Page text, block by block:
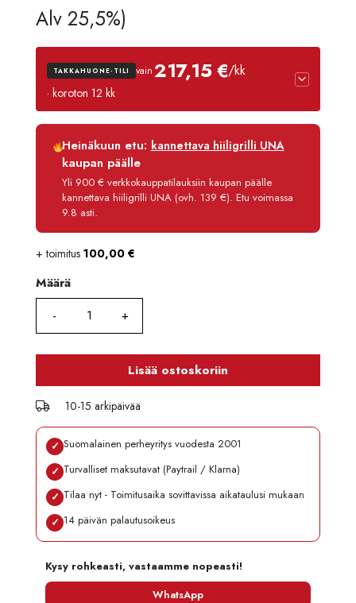
oli:
3970,00 €.
on:
Alv 25,5%)
TAKKAHUONE-TILI vain217,15 €/kk
· koroton 12 kk
Luottoaika
12 kk
Korko
Käsittelymaksu
3,90 €/kk
Maksettava yhteensä
2 605,80 €
Heinäkuun etu: kannettava hiiligrilli UNA
kaupan päälle
Yli 900 € verkkokauppatilauksiin kaupan päälle
kannettava hiiligrilli UNA (ovh. 139 €). Etu voimassa
9.8 asti.
+ toimitus 100,00 €
Määrä
Määrä
Lisää ostoskoriin
10-15 arkipäivää
✓ Suomalainen perheyritys vuodesta 2001
✓ Turvalliset maksutavat (Paytrail / Klarna)
✓ Tilaa nyt - Toimitusaika sovittavissa aikataulusi mukaan
✓ 14 päivän palautusoikeus
Kysy rohkeasti, vastaamme nopeasti!
WhatsApp